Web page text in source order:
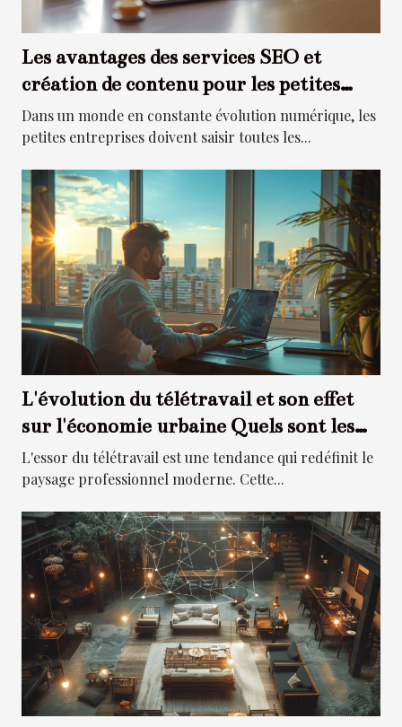
Les avantages des services SEO et
création de contenu pour les petites
entreprises
Dans un monde en constante évolution numérique, les
petites entreprises doivent saisir toutes les...
L'évolution du télétravail et son effet
sur l'économie urbaine Quels sont les
secteurs gagnants
L'essor du télétravail est une tendance qui redéfinit le
paysage professionnel moderne. Cette...